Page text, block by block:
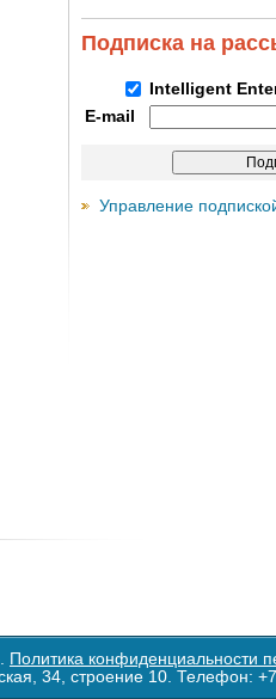
Подписка на
Intelligent
E-mail
Управление
Политика конфиденциальности
34, строение 10. Телефон: